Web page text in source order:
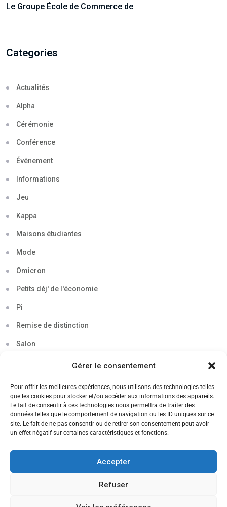
Gérer le consentement
Pour offrir les meilleures expériences, nous utilisons des technologies telles
que les cookies pour stocker et/ou accéder aux informations des appareils.
Le fait de consentir à ces technologies nous permettra de traiter des
données telles que le comportement de navigation ou les ID uniques sur ce
site. Le fait de ne pas consentir ou de retirer son consentement peut avoir
un effet négatif sur certaines caractéristiques et fonctions.
Accepter
Refuser
Le Groupe École de Commerce de
Categories
Actualités
Alpha
Cérémonie
Conférence
Événement
Informations
Jeu
Kappa
Maisons étudiantes
Mode
Omicron
Petits déj' de l'économie
Pi
Remise de distinction
Salon
Soirée
Sortie découverte
Tau
Voyage